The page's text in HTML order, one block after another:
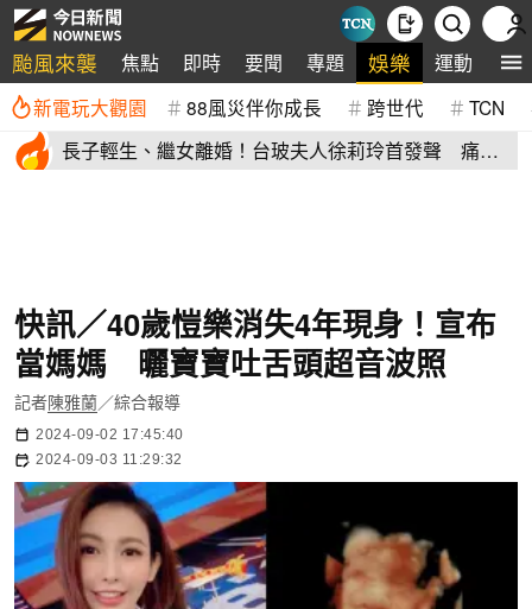
颱風來襲 焦點 即時 要聞 專題 娛樂 運動 全
新電玩大觀園 88風災伴你成長 跨世代 TCN
長子輕生、繼女離婚！台玻夫人徐莉玲首發聲 痛揭
快訊／40歲愷樂消失4年現身！宣布
當媽媽 曬寶寶吐舌頭超音波照
記者陳雅蘭／綜合報導
2024-09-02 17:45:40
2024-09-03 11:29:32